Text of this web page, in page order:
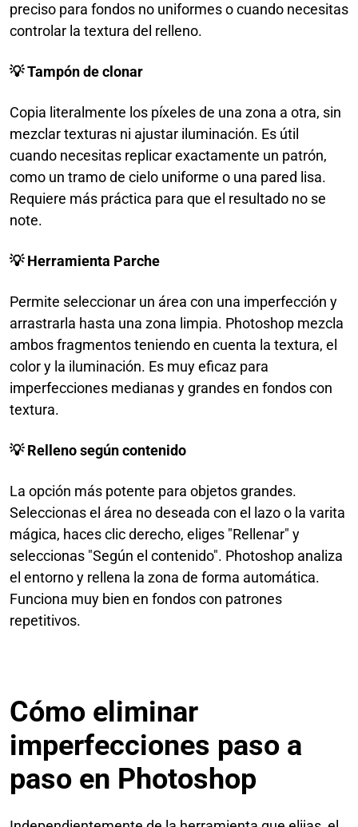
preciso para fondos no uniformes o cuando necesitas
controlar la textura del relleno.
💡 Tampónde clonar
Copia literalmente los píxeles de una zona a otra, sin
mezclar texturas ni ajustar iluminación. Es útil
cuando necesitas replicar exactamente un patrón,
como un tramo de cielo uniforme o una pared lisa.
Requiere más práctica para que el resultado no se
note.
💡 Herramienta Parche
Permite seleccionar un área con una imperfección y
arrastrarla hasta una zona limpia. Photoshop mezcla
ambos fragmentos teniendo en cuenta la textura, el
color y la iluminación. Es muy eficaz para
imperfecciones medianas y grandes en fondos con
textura.
💡 Relleno según contenido
La opción más potente para objetos grandes.
Seleccionas el área no deseada con el lazo o la varita
mágica, haces clic derecho, eliges "Rellenar" y
seleccionas "Según el contenido". Photoshop analiza
el entorno y rellena la zona de forma automática.
Funciona muy bien en fondos con patrones
repetitivos.
Cómo eliminar
imperfecciones paso a
paso en Photoshop